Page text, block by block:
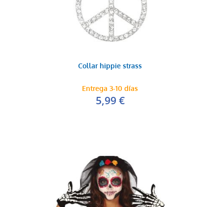
Collar hippie strass
Entrega 3-10 días
5,99 €